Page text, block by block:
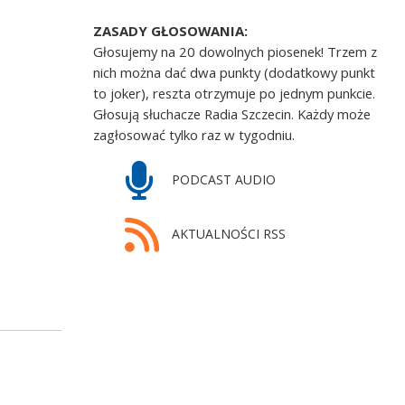
ZASADY GŁOSOWANIA:
Głosujemy na 20 dowolnych piosenek! Trzem z
nich można dać dwa punkty (dodatkowy punkt
to joker), reszta otrzymuje po jednym punkcie.
Głosują słuchacze Radia Szczecin. Każdy może
zagłosować tylko raz w tygodniu.
PODCAST AUDIO
AKTUALNOŚCI RSS